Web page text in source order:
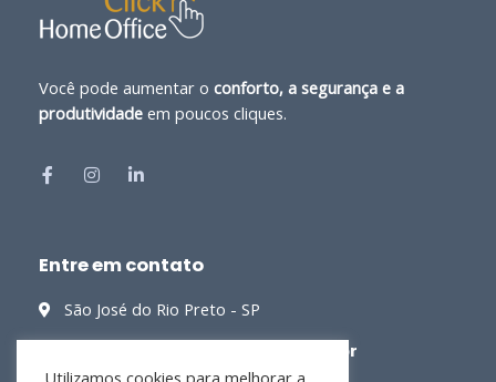
Você pode aumentar o conforto, a segurança e a
produtividade em poucos cliques.
Entre em contato
São José do Rio Preto - SP
contato@clickhomeoffice.com.br
Utilizamos cookies para melhorar a